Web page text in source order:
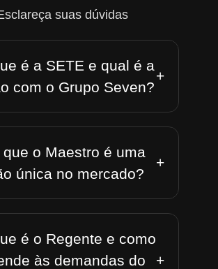
suas dúvidas
é a SETE e qual é a
com o Grupo Seven?
+
que o Maestro é uma
única no mercado?
+
é o Regente e como
às demandas do
+